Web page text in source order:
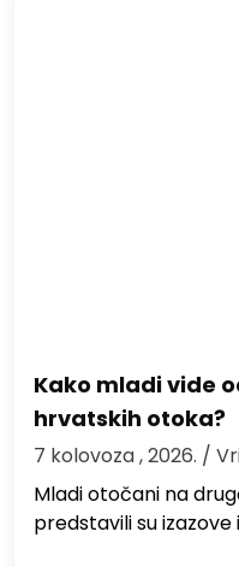
Kako mladi vide
hrvatskih otoka?
7 kolovoza , 2026. /
Mladi otočani na
predstavili su izazove